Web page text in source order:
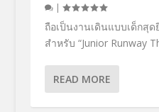
|
ถือเป็นงานเดินแบบเด็กสุ
สำหรับ “Junior Runway
READ MORE